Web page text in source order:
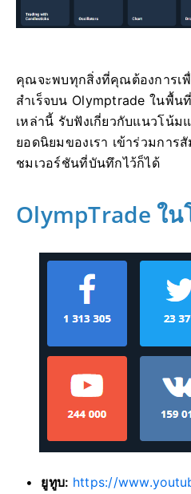
คุณจะพบทุกสิ่งที่คุณต้องการเ
สำเร็จบน Olymptrade ในพื้น
เหล่านี้ รับฟังเกี่ยวกับแนวโน้ม
ยอดนิยมของเรา เข้าร่วมกา
ชมเวอร์ชันที่บันทึกไว้ก็ได้
OlympTrade ใน
ยูทูบ: https://